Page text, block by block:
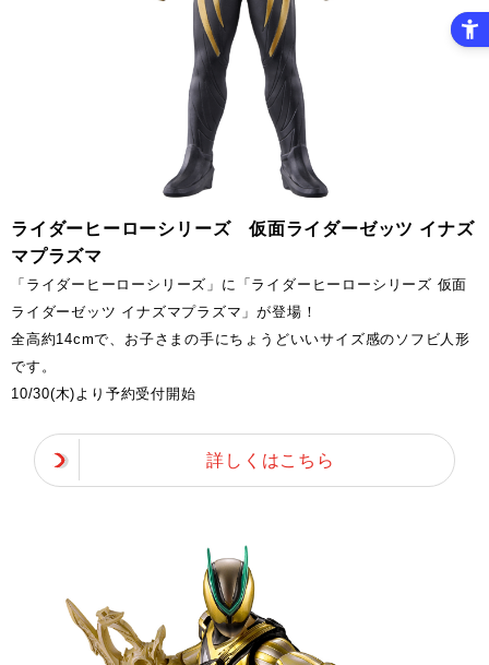
ライダーヒーローシリーズ 仮面ライダーゼッツ イナズ
マプラズマ
「ライダーヒーローシリーズ」に「ライダーヒーローシリーズ 仮面
ライダーゼッツ イナズマプラズマ」が登場！
全高約14cmで、お子さまの手にちょうどいいサイズ感のソフビ人形
です。
10/30(木)より予約受付開始
詳しくはこちら